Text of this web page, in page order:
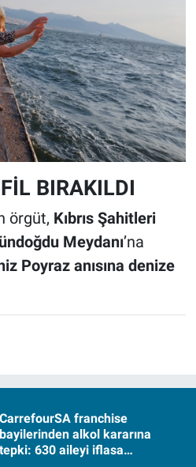
BIRAKILDI
örgüt, Kıbrıs Şahitleri
Meydanı’na
Poyraz anısına denize
CarrefourSA franchise
bayilerinden alkol kararına
tepki: 630 aileyi iflasa